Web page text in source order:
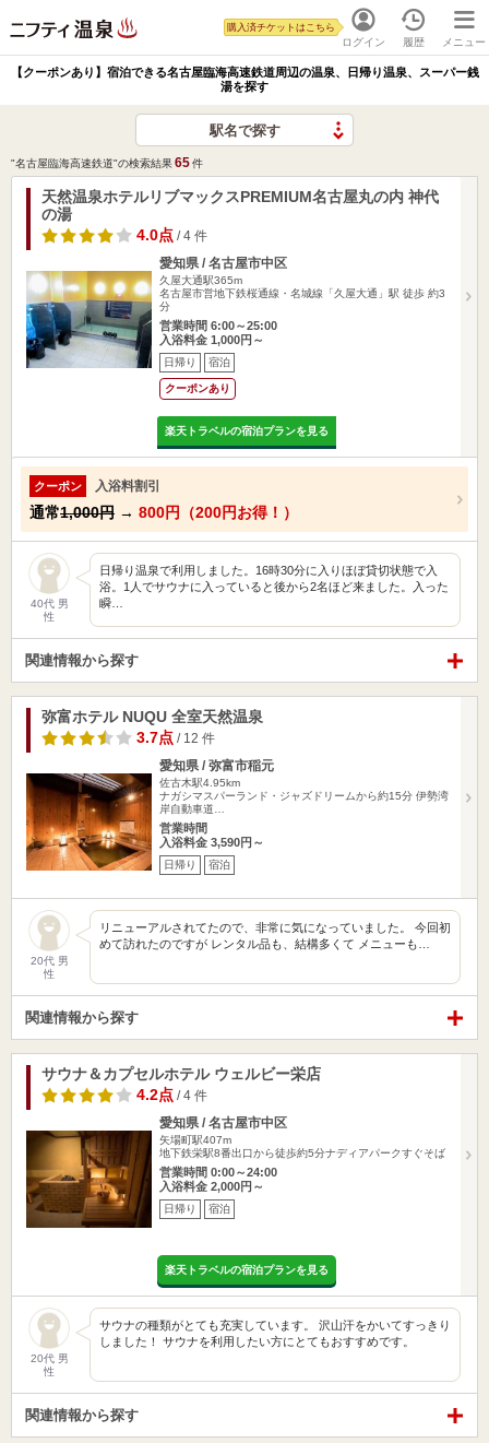
ログイン
購入済チケットはこちら
履歴 メニュー
【クーポンあり】宿泊できる名古屋臨海高速鉄道周辺の温泉、日帰り温泉、スーパー銭
湯を探す
駅名で探す
"名古屋臨海高速鉄道"の検索結果65件
天然温泉ホテルリブマックスPREMIUM名古屋丸の内 神代
の湯
4.0点 / 4 件
愛知県 / 名古屋市中区
久屋大通駅365m
名古屋市営地下鉄桜通線・名城線「久屋大通」駅 徒歩 約3
分
営業時間 6:00～25:00
入浴料金 1,000円～
日帰り 宿泊
クーポンあり
楽天トラベルの宿泊プランを見る
クーポン 入浴料割引
通常1,000円 → 800円（200円お得！）
40代 男
性
日帰り温泉で利用しました。16時30分に入りほぼ貸切状態で入
浴。1人でサウナに入っていると後から2名ほど来ました。入った
瞬…
関連情報から探す
弥富ホテル NUQU 全室天然温泉
3.7点 / 12 件
愛知県 / 弥富市稲元
佐古木駅4.95km
ナガシマスパーランド・ジャズドリームから約15分 伊勢湾
岸自動車道…
営業時間
入浴料金 3,590円～
日帰り 宿泊
20代 男
性
リニューアルされてたので、非常に気になっていました。 今回初
めて訪れたのですが レンタル品も、結構多くて メニューも…
関連情報から探す
サウナ＆カプセルホテル ウェルビー栄店
4.2点 / 4 件
愛知県 / 名古屋市中区
矢場町駅407m
地下鉄栄駅8番出口から徒歩約5分ナディアパークすぐそば
営業時間 0:00～24:00
入浴料金 2,000円～
日帰り 宿泊
楽天トラベルの宿泊プランを見る
20代 男
性
サウナの種類がとても充実しています。 沢山汗をかいてすっきり
しました！ サウナを利用したい方にとてもおすすめです。
関連情報から探す